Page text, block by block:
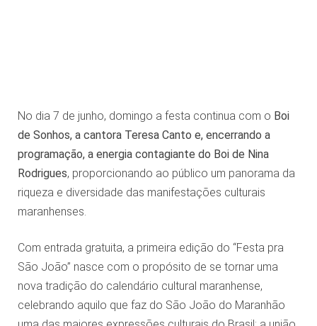
No dia 7 de junho, domingo a festa continua com o Boi
de Sonhos, a cantora Teresa Canto e, encerrando a
programação, a energia contagiante do Boi de Nina
Rodrigues, proporcionando ao público um panorama da
riqueza e diversidade das manifestações culturais
maranhenses.
Com entrada gratuita, a primeira edição do “Festa pra
São João” nasce com o propósito de se tornar uma
nova tradição do calendário cultural maranhense,
celebrando aquilo que faz do São João do Maranhão